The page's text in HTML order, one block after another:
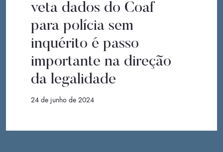
veta dados do Coaf
para polícia sem
inquérito é passo
importante na direção
da legalidade
24 de junho de 2024